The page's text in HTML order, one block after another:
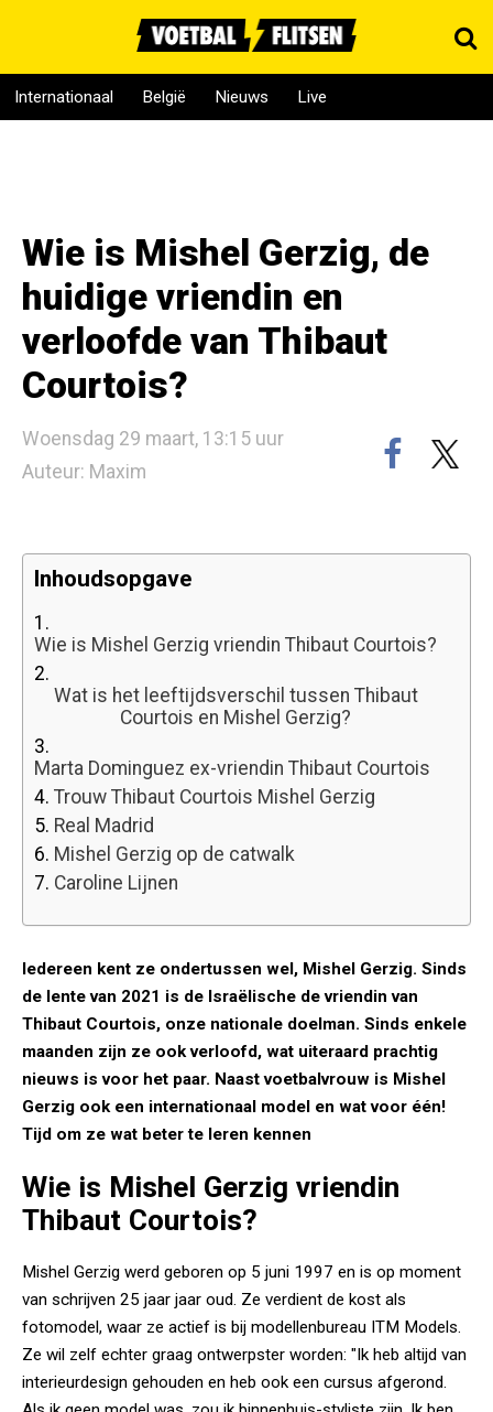
Internationaal België Nieuws Live
Wie is Mishel Gerzig, de
huidige vriendin en
verloofde van Thibaut
Courtois?
Woensdag 29 maart, 13:15 uur
Auteur: Maxim
Inhoudsopgave
1.
Wie is Mishel Gerzig vriendin Thibaut Courtois?
2.
Wat is het leeftijdsverschil tussen Thibaut
Courtois en Mishel Gerzig?
3.
Marta Dominguez ex-vriendin Thibaut Courtois
4. Trouw Thibaut Courtois Mishel Gerzig
5. Real Madrid
6. Mishel Gerzig op de catwalk
7. Caroline Lijnen
Iedereen kent ze ondertussen wel, Mishel Gerzig. Sinds
de lente van 2021 is de Israëlische de vriendin van
Thibaut Courtois, onze nationale doelman. Sinds enkele
maanden zijn ze ook verloofd, wat uiteraard prachtig
nieuws is voor het paar. Naast voetbalvrouw is Mishel
Gerzig ook een internationaal model en wat voor één!
Tijd om ze wat beter te leren kennen
Wie is Mishel Gerzig vriendin
Thibaut Courtois?
Mishel Gerzig werd geboren op 5 juni 1997 en is op moment
van schrijven 25 jaar jaar oud. Ze verdient de kost als
fotomodel, waar ze actief is bij modellenbureau ITM Models.
Ze wil zelf echter graag ontwerpster worden: "Ik heb altijd van
interieurdesign gehouden en heb ook een cursus afgerond.